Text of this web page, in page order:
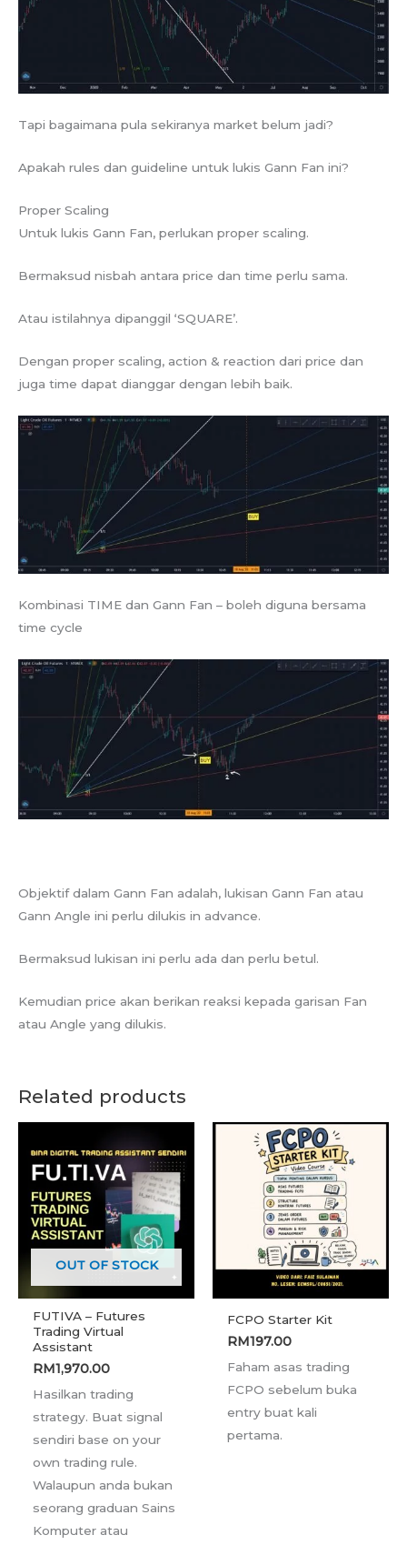
Tapi bagaimana pula sekiranya market belum jadi?
Apakah rules dan guideline untuk lukis Gann Fan ini?
Proper Scaling
Untuk lukis Gann Fan, perlukan proper scaling.
Bermaksud nisbah antara price dan time perlu sama.
Atau istilahnya dipanggil ‘SQUARE’.
Dengan proper scaling, action & reaction dari price dan
juga time dapat dianggar dengan lebih baik.
Kombinasi TIME dan Gann Fan – boleh diguna bersama
time cycle
Objektif dalam Gann Fan adalah, lukisan Gann Fan atau
Gann Angle ini perlu dilukis in advance.
Bermaksud lukisan ini perlu ada dan perlu betul.
Kemudian price akan berikan reaksi kepada garisan Fan
atau Angle yang dilukis.
Related products
OUT OF STOCK
FUTIVA – Futures
Trading Virtual
Assistant
RM1,970.00
Hasilkan trading
strategy. Buat signal
sendiri base on your
own trading rule.
Walaupun anda bukan
seorang graduan Sains
Komputer atau
FCPO Starter Kit
RM197.00
Faham asas trading
FCPO sebelum buka
entry buat kali
pertama.